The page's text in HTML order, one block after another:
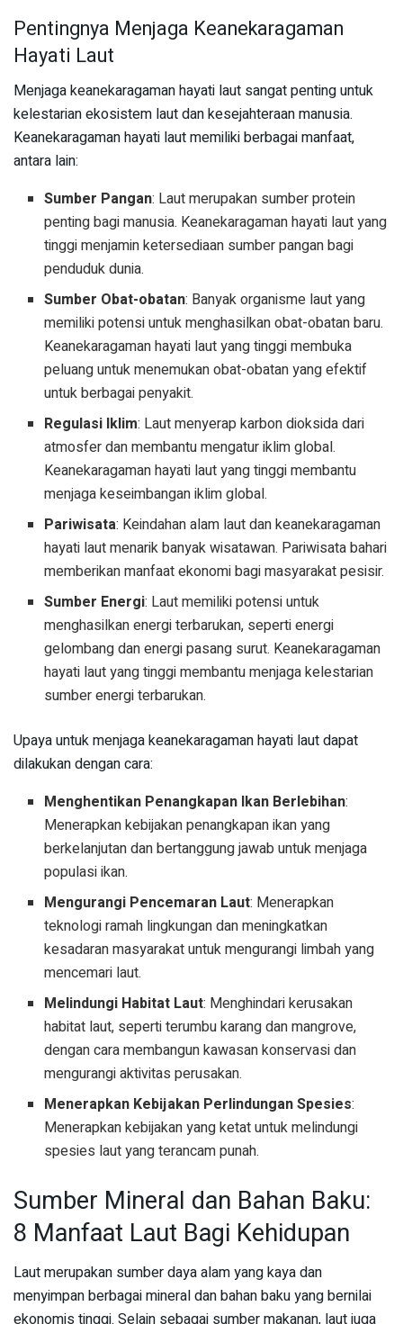
Pentingnya Menjaga Keanekaragaman
Hayati Laut
Menjaga keanekaragaman hayati laut sangat penting untuk
kelestarian ekosistem laut dan kesejahteraan manusia.
Keanekaragaman hayati laut memiliki berbagai manfaat,
antara lain:
Sumber Pangan: Laut merupakan sumber protein
penting bagi manusia. Keanekaragaman hayati laut yang
tinggi menjamin ketersediaan sumber pangan bagi
penduduk dunia.
Sumber Obat-obatan: Banyak organisme laut yang
memiliki potensi untuk menghasilkan obat-obatan baru.
Keanekaragaman hayati laut yang tinggi membuka
peluang untuk menemukan obat-obatan yang efektif
untuk berbagai penyakit.
Regulasi Iklim: Laut menyerap karbon dioksida dari
atmosfer dan membantu mengatur iklim global.
Keanekaragaman hayati laut yang tinggi membantu
menjaga keseimbangan iklim global.
Pariwisata: Keindahan alam laut dan keanekaragaman
hayati laut menarik banyak wisatawan. Pariwisata bahari
memberikan manfaat ekonomi bagi masyarakat pesisir.
Sumber Energi: Laut memiliki potensi untuk
menghasilkan energi terbarukan, seperti energi
gelombang dan energi pasang surut. Keanekaragaman
hayati laut yang tinggi membantu menjaga kelestarian
sumber energi terbarukan.
Upaya untuk menjaga keanekaragaman hayati laut dapat
dilakukan dengan cara:
Menghentikan Penangkapan Ikan Berlebihan:
Menerapkan kebijakan penangkapan ikan yang
berkelanjutan dan bertanggung jawab untuk menjaga
populasi ikan.
Mengurangi Pencemaran Laut: Menerapkan
teknologi ramah lingkungan dan meningkatkan
kesadaran masyarakat untuk mengurangi limbah yang
mencemari laut.
Melindungi Habitat Laut: Menghindari kerusakan
habitat laut, seperti terumbu karang dan mangrove,
dengan cara membangun kawasan konservasi dan
mengurangi aktivitas perusakan.
Menerapkan Kebijakan Perlindungan Spesies:
Menerapkan kebijakan yang ketat untuk melindungi
spesies laut yang terancam punah.
Sumber Mineral dan Bahan Baku:
8 Manfaat Laut Bagi Kehidupan
Laut merupakan sumber daya alam yang kaya dan
menyimpan berbagai mineral dan bahan baku yang bernilai
ekonomis tinggi. Selain sebagai sumber makanan, laut juga